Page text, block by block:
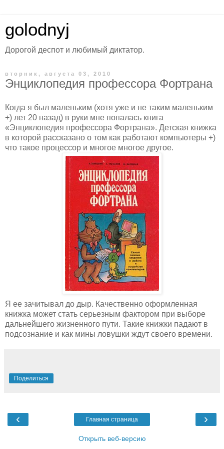
golodnyj
Дорогой деспот и любимый диктатор.
вторник, августа 03, 2010
Энциклопедия профессора Фортрана
Когда я был маленьким (хотя уже и не таким маленьким
+) лет 20 назад) в руки мне попалась книга
«Энциклопедия профессора Фортрана». Детская книжка
в которой рассказано о том как работают компьютеры +)
что такое процессор и многое многое другое.
Я ее зачитывал до дыр. Качественно оформленная
книжка может стать серьезным фактором при выборе
дальнейшего жизненного пути. Такие книжки падают в
подсознание и как мины ловушки ждут своего времени.
Поделиться
‹ ›
Главная страница
Открыть веб-версию